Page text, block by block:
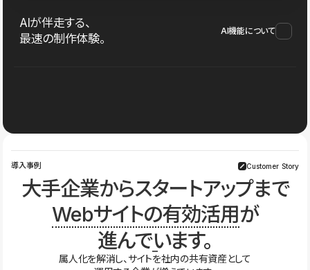
AIが伴走する、
最速の制作体験。
AI機能について
導入事例 Customer Story
大手企業からスタートアップまで
Webサイトの有効活用が
進んでいます。
属人化を解消し、サイトを社内の共有資産として